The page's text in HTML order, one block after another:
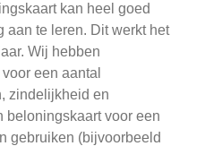
kan heel goed
aan te leren. Dit werkt het
Wij hebben
een aantal
zindelijkheid en
beloningskaart voor een
gebruiken (bijvoorbeeld